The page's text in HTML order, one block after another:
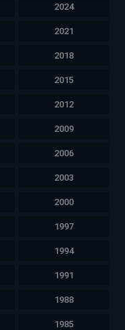
2024
2021
2018
2015
2012
2009
2006
2003
2000
1997
1994
1991
1988
1985